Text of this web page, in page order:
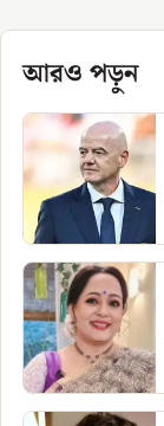
আরও পড়ুন